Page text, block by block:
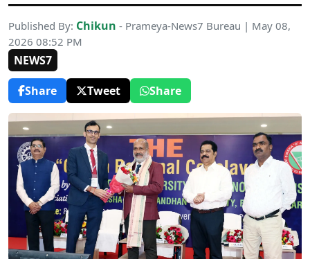
Published By: Chikun - Prameya-News7 Bureau | May 08,
2026 08:52 PM
NEWS7
Share
Tweet Share